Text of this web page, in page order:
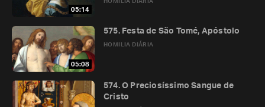
05:14
HOMILIA DIÁRIA
05:08
HOMILIA DIÁRIA
575. Festa de São Tomé, Apóstolo
574. O Preciosíssimo Sangue de
Cristo